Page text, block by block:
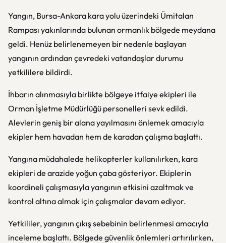
Yangın, Bursa-Ankara kara yolu üzerindeki Ümitalan
Rampası yakınlarında bulunan ormanlık bölgede meydana
geldi. Henüz belirlenemeyen bir nedenle başlayan
yangının ardından çevredeki vatandaşlar durumu
yetkililere bildirdi.
İhbarın alınmasıyla birlikte bölgeye itfaiye ekipleri ile
Orman İşletme Müdürlüğü personelleri sevk edildi.
Alevlerin geniş bir alana yayılmasını önlemek amacıyla
ekipler hem havadan hem de karadan çalışma başlattı.
Yangına müdahalede helikopterler kullanılırken, kara
ekipleri de arazide yoğun çaba gösteriyor. Ekiplerin
koordineli çalışmasıyla yangının etkisini azaltmak ve
kontrol altına almak için çalışmalar devam ediyor.
Yetkililer, yangının çıkış sebebinin belirlenmesi amacıyla
inceleme başlattı. Bölgede güvenlik önlemleri artırılırken,